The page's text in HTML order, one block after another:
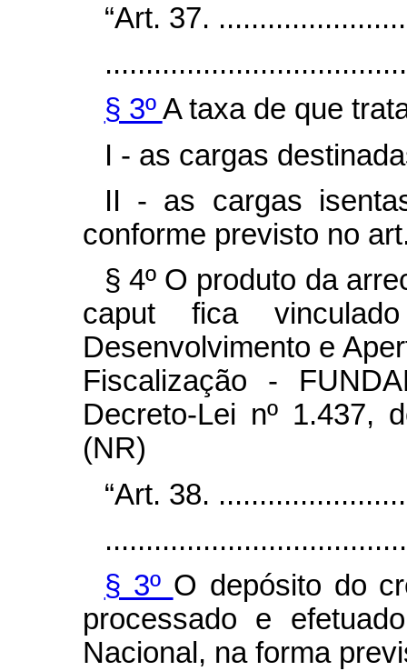
“Art. 37.
§ 3ºA taxa de que
I - as cargas
II - as cargas
conforme previsto no
§ 4º O produto da
caput fica
Desenvolvimento e
Fiscalização -
Decreto-Lei nº 1.437,
(NR)
“Art. 38.
§ 3º O depósito do
processado e
Nacional, na forma